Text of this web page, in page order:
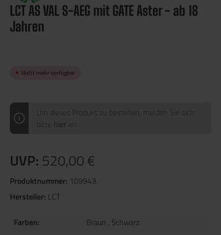
LCT AS VAL S-AEG mit GATE Aster - ab 18
Jahren
Nicht mehr verfügbar
Um dieses Produkt zu bestellen, melden Sie sich
bitte hier an.
UVP: 520,00 €
Produktnummer: 109943
Hersteller: LCT
Farben: Braun , Schwarz